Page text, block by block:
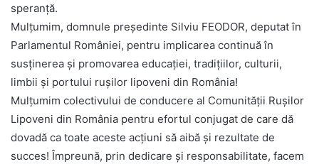
speranță.
Mulțumim, domnule președinte Silviu FEODOR, deputat în
Parlamentul României, pentru implicarea continuă în
susținerea și promovarea educației, tradițiilor, culturii,
limbii și portului rușilor lipoveni din România!
Mulțumim colectivului de conducere al Comunității Rușilor
Lipoveni din România pentru efortul conjugat de care dă
dovadă ca toate aceste acțiuni să aibă și rezultate de
succes! Împreună, prin dedicare și responsabilitate, facem